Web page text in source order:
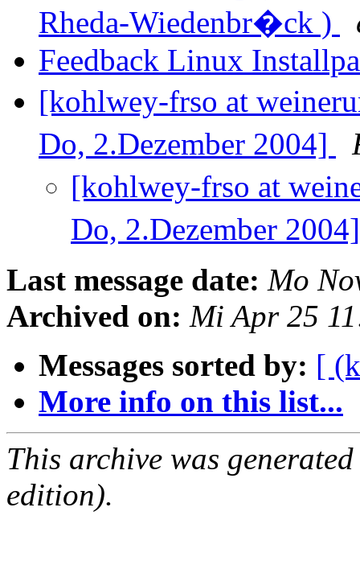
Rheda-Wiedenbr�ck )
Feedback Linux
[kohlwey-frso at
Do, 2.Dezember 2004]
[kohlwey-frso at
Do, 2.Dezember
Last message date: Mo
Archived on: Mi Apr 25
Messages sorted by: [
More info on this list...
This archive was
edition).